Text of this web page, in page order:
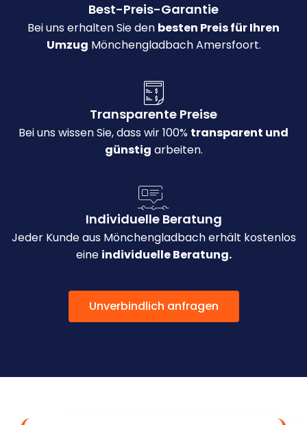
Best-Preis-Garantie
Bei uns erhalten Sie den besten Preis für Ihren
Umzug Mönchengladbach Amersfoort.
Transparente Preise
Bei uns wissen Sie, dass wir 100% transparent und
günstig arbeiten.
Individuelle Beratung
Jeder Kunde aus Mönchengladbach erhält kostenlos
eine individuelle Beratung.
Unverbindlich anfragen